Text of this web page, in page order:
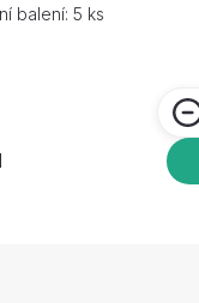
balení: 5 ks